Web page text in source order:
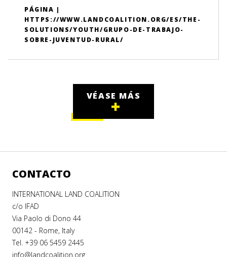
PÁGINA |
HTTPS://WWW.LANDCOALITION.ORG/ES/THE-
SOLUTIONS/YOUTH/GRUPO-DE-TRABAJO-
SOBRE-JUVENTUD-RURAL/
VÉASE MÁS
CONTACTO
INTERNATIONAL LAND COALITION
c/o IFAD
Via Paolo di Dono 44
00142 - Rome, Italy
Tel. +39 06 5459 2445
info@landcoalition.org